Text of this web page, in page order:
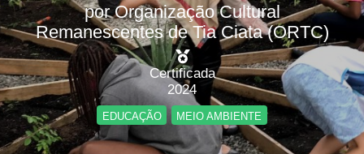
porOrganização Cultural
Remanescentes de Tia Ciata (ORTC)
Certificada
2024
EDUCAÇÃO MEIO AMBIENTE